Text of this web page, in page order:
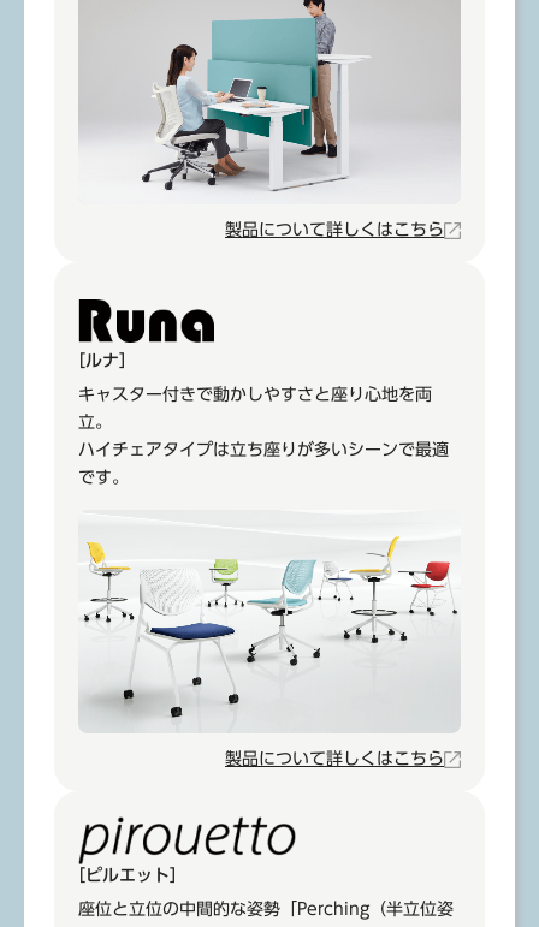
製品について詳しくはこちら
［ルナ］
キャスター付きで動かしやすさと座り心地を両
立。
ハイチェアタイプは立ち座りが多いシーンで最適
です。
製品について詳しくはこちら
［ピルエット］
座位と立位の中間的な姿勢「Perching（半立位姿